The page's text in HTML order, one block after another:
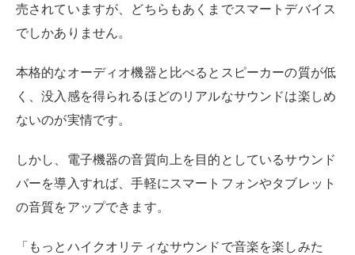
売されていますが、どちらもあくまでスマートデバイス
でしかありません。
本格的なオーディオ機器と比べるとスピーカーの質が低
く、没入感を得られるほどのリアルなサウンドは楽しめ
ないのが実情です。
しかし、電子機器の音質向上を目的としているサウンド
バーを導入すれば、手軽にスマートフォンやタブレット
の音質をアップできます。
「もっとハイクオリティなサウンドで音楽を楽しみた